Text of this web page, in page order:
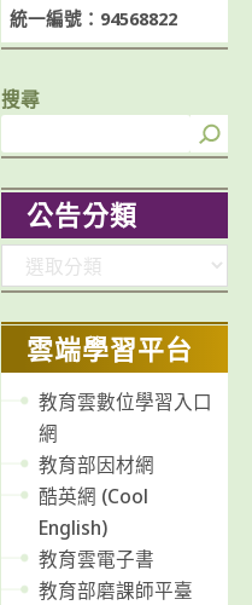
統一編號：94568822
搜尋
公告分類
類
雲端學習平台
教育雲數位學習入口
網
教育部因材網
酷英網 (Cool
English)
教育雲電子書
教育部磨課師平臺